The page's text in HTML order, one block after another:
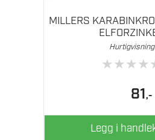
MILLERS
Hurtigvisning
★★★★
81,-
Legg i